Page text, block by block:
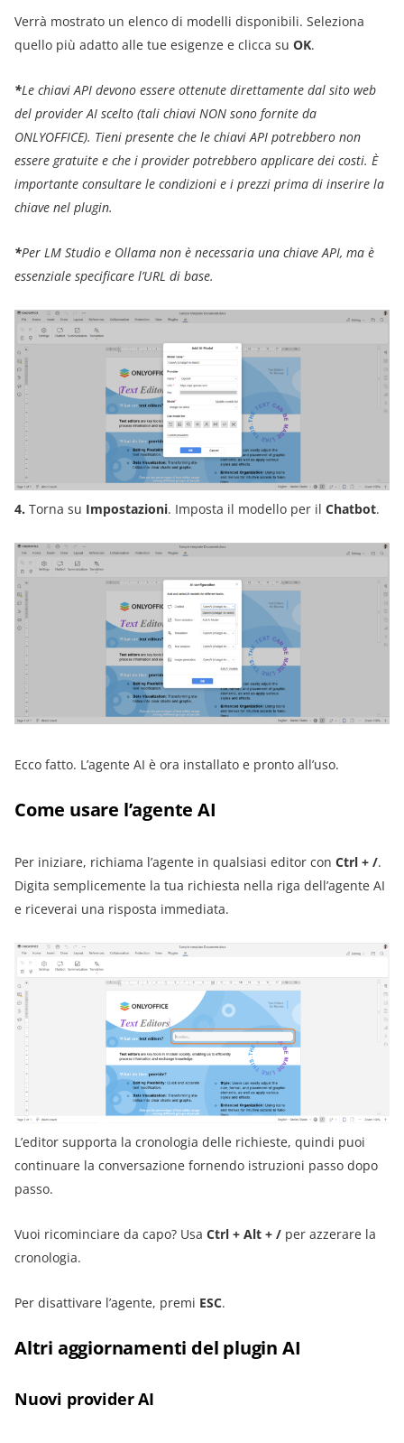
Verrà mostrato un elenco di modelli disponibili. Seleziona
quello più adatto alle tue esigenze e clicca su OK.
*Le chiavi API devono essere ottenute direttamente dal sito web
del provider AI scelto (tali chiavi NON sono fornite da
ONLYOFFICE). Tieni presente che le chiavi API potrebbero non
essere gratuite e che i provider potrebbero applicare dei costi. È
importante consultare le condizioni e i prezzi prima di inserire la
chiave nel plugin.
*Per LM Studio e Ollama non è necessaria una chiave API, ma è
essenziale specificare l’URL di base.
4. Torna su Impostazioni. Imposta il modello per il Chatbot.
Ecco fatto. L’agente AI è ora installato e pronto all’uso.
Come usare l’agente AI
Per iniziare, richiama l’agente in qualsiasi editor con Ctrl + /.
Digita semplicemente la tua richiesta nella riga dell’agente AI
e riceverai una risposta immediata.
L’editor supporta la cronologia delle richieste, quindi puoi
continuare la conversazione fornendo istruzioni passo dopo
passo.
Vuoi ricominciare da capo? Usa Ctrl + Alt + / per azzerare la
cronologia.
Per disattivare l’agente, premi ESC.
Altri aggiornamenti del plugin AI
Nuovi provider AI